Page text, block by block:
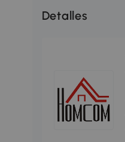
Detalles